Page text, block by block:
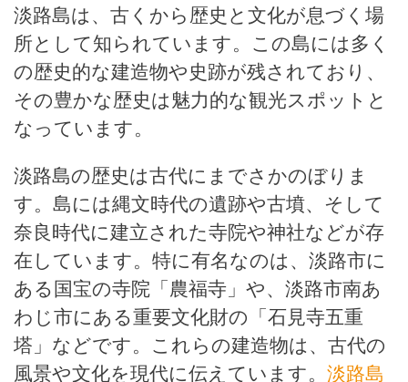
淡路島は、古くから歴史と文化が息づく場
所として知られています。この島には多く
の歴史的な建造物や史跡が残されており、
その豊かな歴史は魅力的な観光スポットと
なっています。
淡路島の歴史は古代にまでさかのぼりま
す。島には縄文時代の遺跡や古墳、そして
奈良時代に建立された寺院や神社などが存
在しています。特に有名なのは、淡路市に
ある国宝の寺院「農福寺」や、淡路市南あ
わじ市にある重要文化財の「石見寺五重
塔」などです。これらの建造物は、古代の
風景や文化を現代に伝えています。 淡路島